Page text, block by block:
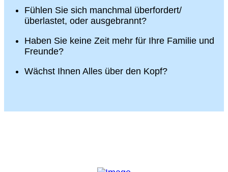
Fühlen Sie sich manchmal überfordert/
überlastet, oder ausgebrannt?
Haben Sie keine Zeit mehr für Ihre Familie und
Freunde?
Wächst Ihnen Alles über den Kopf?